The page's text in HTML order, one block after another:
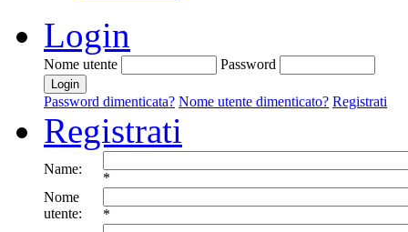
Login
Nome utente Password
Password dimenticata? Nome utente dimenticato? Registrati
Registrati
Name:
*
Nome
utente:
*